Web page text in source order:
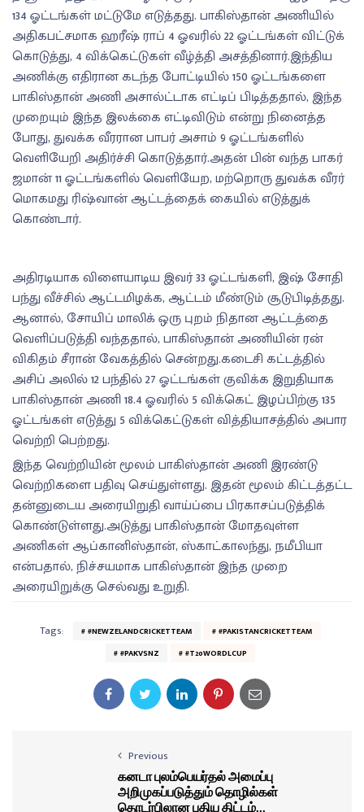
134 ஓட்டங்கள் மட்டுமே எடுத்தது. பாகிஸ்தான் அணியில்
அதிகபட்சமாக ஹரீஷ் ராப் 4 ஓவரில் 22 ஓட்டங்கள் விட்டுக்
கொடுத்து, 4 விக்கெட்டுகள் வீழ்த்தி அசத்தினார்.இந்திய
அணிக்கு எதிரான கடந்த போட்டியில் 150 ஓட்டங்களை
பாகிஸ்தான் அணி அசால்ட்டாக எட்டிப் பிடித்ததால், இந்த
முறையும் இந்த இலக்கை எட்டிவிடும் என்று நினைத்த
போது, துவக்க வீரரான பாபர் அசாம் 9 ஓட்டங்களில்
வெளியேறி அதிர்ச்சி கொடுத்தார்.அதன் பின் வந்த பாகர்
ஜமான் 11 ஓட்டங்களில் வெளியேற, மற்றொரு துவக்க வீரர்
மொகமது ரிஷ்வான் ஆட்டத்தைக் கையில் எடுத்துக்
கொண்டார்.
அதிரடியாக விளையாடிய இவர் 33 ஓட்டங்களி, இஷ் சோதி
பந்து வீச்சில் ஆட்டமிழக்க, ஆட்டம் மீண்டும் சூடுபிடித்தது.
ஆனால், சோயிப் மாலிக் ஒரு புறம் நிதான ஆட்டத்தை
வெளிப்படுத்தி வந்ததால், பாகிஸ்தான் அணியின் ரன்
விகிதம் சீரான் வேகத்தில் சென்றது.கடைசி கட்டத்தில்
அசிப் அலில் 12 பந்தில் 27 ஓட்டங்கள் குவிக்க இறுதியாக
பாகிஸ்தான் அணி 18.4 ஓவரில் 5 விக்கெட் இழப்பிற்கு 135
ஓட்டங்கள் எடுத்து 5 விக்கெட்டுகள் வித்தியாசத்தில் அபார
வெற்றி பெற்றது.
இந்த வெற்றியின் மூலம் பாகிஸ்தான் அணி இரண்டு
வெற்றிகளை பதிவு செய்துள்ளது. இதன் மூலம் கிட்டத்தட்ட
தன்னுடைய அரையிறுதி வாய்ப்பை பிரகாசப்படுத்திக்
கொண்டுள்ளது.அடுத்து பாகிஸ்தான் மோதவுள்ள
அணிகள் ஆப்கானிஸ்தான், ஸ்காட்காலந்து, நமீபியா
என்பதால், நிச்சயமாக பாகிஸ்தான் இந்த முறை
அரையிறுக்கு செல்வது உறுதி.
Tags: #NEWZELANDCRICKETTEAM
#PAKISTANCRICKETTEAM
#PAKVSNZ
#T20WORDLCUP
Previous
கனடா புலம்பெயர்தல் அமைப்பு
அறிமுகப்படுத்தும் தொழில்கள்
தொடர்பிலான புதிய திட்டம்...